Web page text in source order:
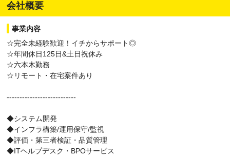
会社概要
事業内容
☆完全未経験歓迎！イチからサポート◎
☆年間休日125日&土日祝休み
☆六本木勤務
☆リモート・在宅案件あり
---------------------------
◆システム開発
◆インフラ構築/運用保守/監視
◆評価・第三者検証・品質管理
◆ITヘルプデスク・BPOサービス